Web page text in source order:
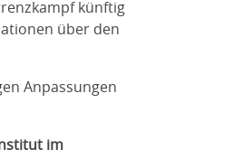
künftig
über den
Anpassungen
im